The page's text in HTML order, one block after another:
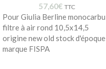
57,60€ TTC
Pour Giulia Berline monocarbu
filtre à air rond 10,5x14,5
origine new old stock d'époque
marque FISPA